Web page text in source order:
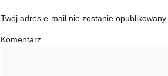
Twój adres e-mail nie zostanie opublikowany.
Komentarz